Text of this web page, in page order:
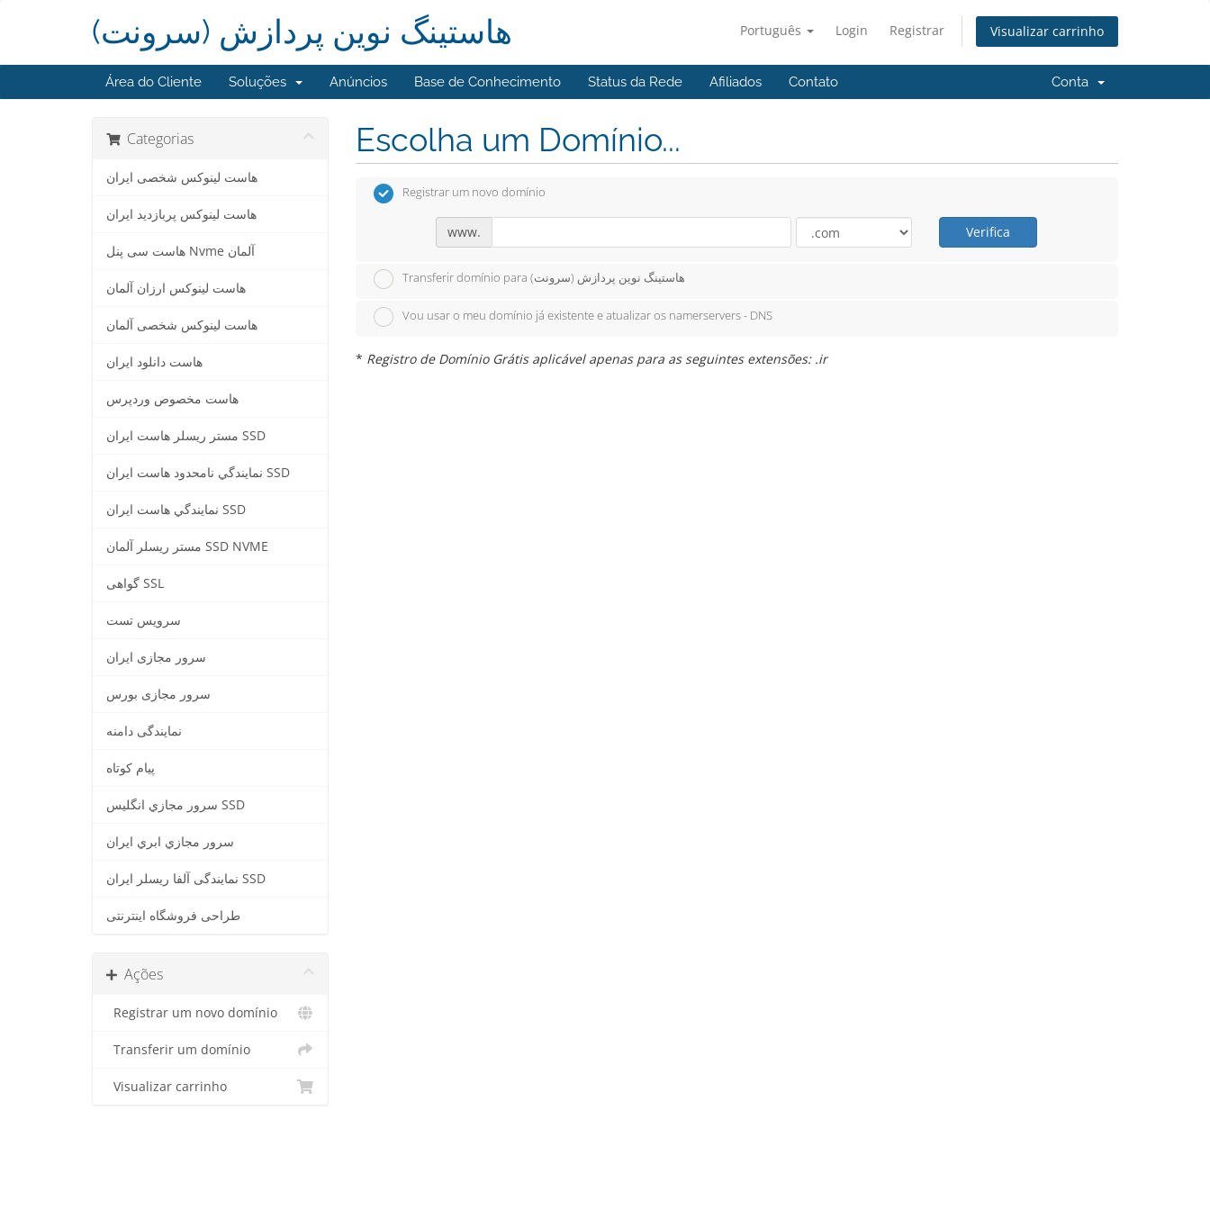
Português Login Registrar Visualizar carrinho هاستینگ نوین پردازش (سرونت)
Área do Cliente Soluções Anúncios Base de Conhecimento Status da Rede Afiliados Contato Conta
Categorias
هاست لینوکس شخصی ایران
هاست لينوکس پربازدید ایران
هاست سی پنل Nvme آلمان
هاست لینوکس ارزان آلمان
هاست لينوکس شخصی آلمان
هاست دانلود ایران
هاست مخصوص وردپرس
مستر ریسلر هاست ایران SSD
نمايندگي نامحدود هاست ایران SSD
نمايندگي هاست ایران SSD
مستر ريسلر آلمان SSD NVME
گواهی SSL
سرویس تست
سرور مجازی ایران
سرور مجازی بورس
نمایندگی دامنه
پيام كوتاه
سرور مجازي انگليس SSD
سرور مجازي ابري ايران
نمایندگی آلفا ریسلر ایران SSD
طراحی فروشگاه اینترنتی
Ações
Registrar um novo domínio
Transferir um domínio
Visualizar carrinho
Escolha um Domínio...
Registrar um novo domínio
www. Verifica
Transferir domínio para هاستینگ نوین پردازش (سرونت)
Vou usar o meu domínio já existente e atualizar os namerservers - DNS
* Registro de Domínio Grátis aplicável apenas para as seguintes extensões: .ir